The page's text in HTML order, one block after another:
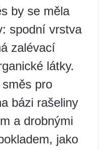
by se měla
spodní vrstva
zalévací
látky.
pro
bázi rašeliny
a drobnými
jako